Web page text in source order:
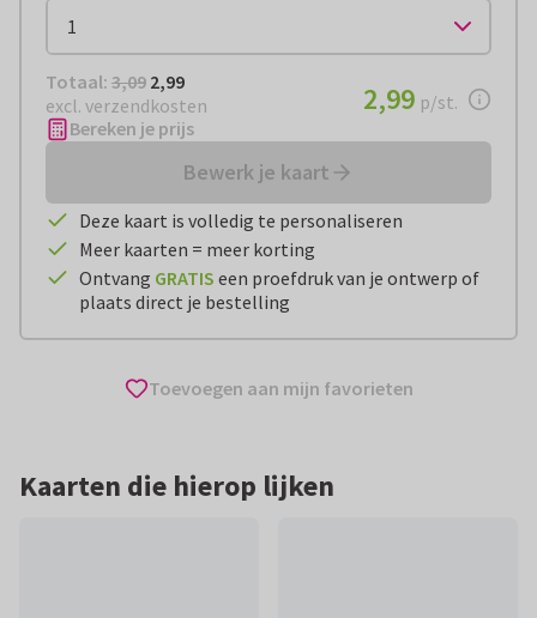
Totaal: € 2,99
Totaal: 3,09 2,99
excl. verzendkosten
€ 2,99per stuk
2,99 p/st.
Bereken je prijs
Bewerk je kaart
Deze kaart is volledig te personaliseren
Meer kaarten = meer korting
Ontvang GRATIS een proefdruk van je ontwerp of
plaats direct je bestelling
Toevoegen aan mijn favorieten
Kaarten die hierop lijken